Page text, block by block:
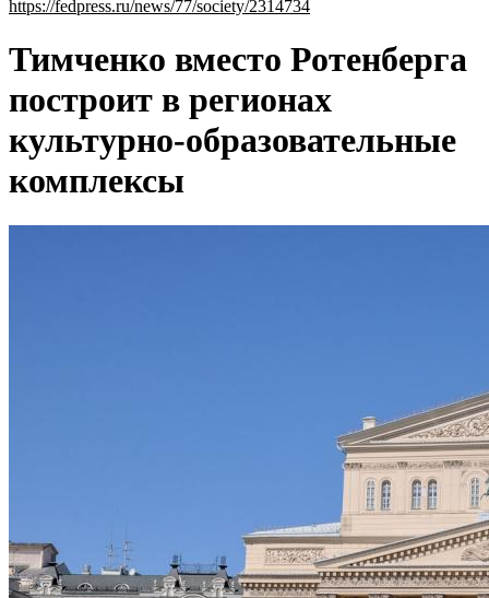
https://fedpress.ru/news/77/society/2314734
Тимченко вместо Ротенберга
построит в регионах
культурно-образовательные
комплексы